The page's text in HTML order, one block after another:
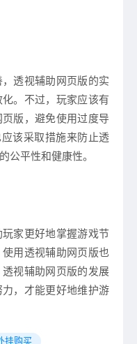
透视辅助网页版的实
。不过，玩家应该有
版，避免使用过度导
该采取措施来防止透
公平性和健康性。
家更好地掌握游戏节
用透视辅助网页版也
视辅助网页版的发展
，才能更好地维护游
挂购买